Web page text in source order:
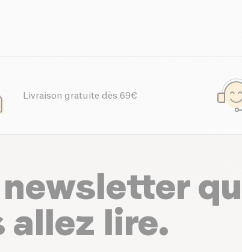
Livraison gratuite dès 69€
allez lire.